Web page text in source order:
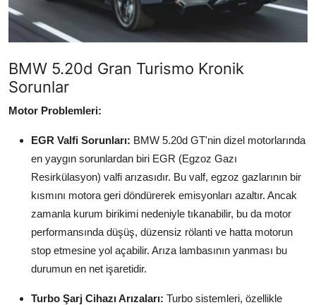
Lastik & Jant
LPG & Yakıt
Elektrik & Akü
Klima & Konfor
Aydınlatma & Görüş
Şanzıman & Aktarma
Dizel Sistemler
Multimedya & Elektronik
BMW 5.20d Gran Turismo Kronik
Sorunlar
Motor Problemleri:
EGR Valfi Sorunları: BMW 5.20d GT'nin dizel motorlarında
en yaygın sorunlardan biri EGR (Egzoz Gazı
Resirkülasyon) valfi arızasıdır. Bu valf, egzoz gazlarının bir
kısmını motora geri döndürerek emisyonları azaltır. Ancak
zamanla kurum birikimi nedeniyle tıkanabilir, bu da motor
performansında düşüş, düzensiz rölanti ve hatta motorun
stop etmesine yol açabilir. Arıza lambasının yanması bu
durumun en net işaretidir.
Turbo Şarj Cihazı Arızaları: Turbo sistemleri, özellikle